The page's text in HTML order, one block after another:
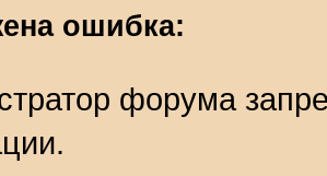
ошибка:
форума